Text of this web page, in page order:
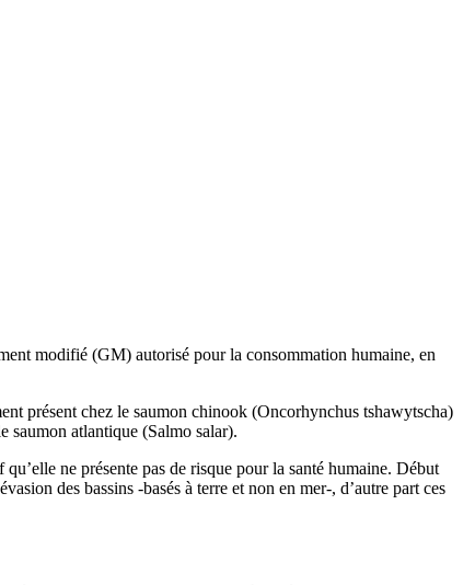
modifié (GM) autorisé pour la consommation humaine, en
présent chez le saumon chinook (Oncorhynchus tshawytscha)
saumon atlantique (Salmo salar).
ne présente pas de risque pour la santé humaine. Début
des bassins -basés à terre et non en mer-, d’autre part ces